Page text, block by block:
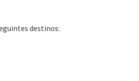
destinos: